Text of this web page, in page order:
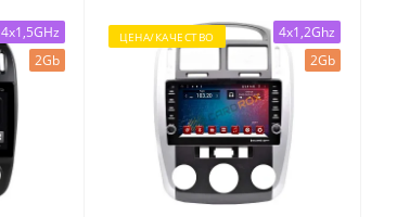
4x1,5GHz
2Gb
ЦЕНА/КАЧЕСТВО
4x1,2Ghz
2Gb